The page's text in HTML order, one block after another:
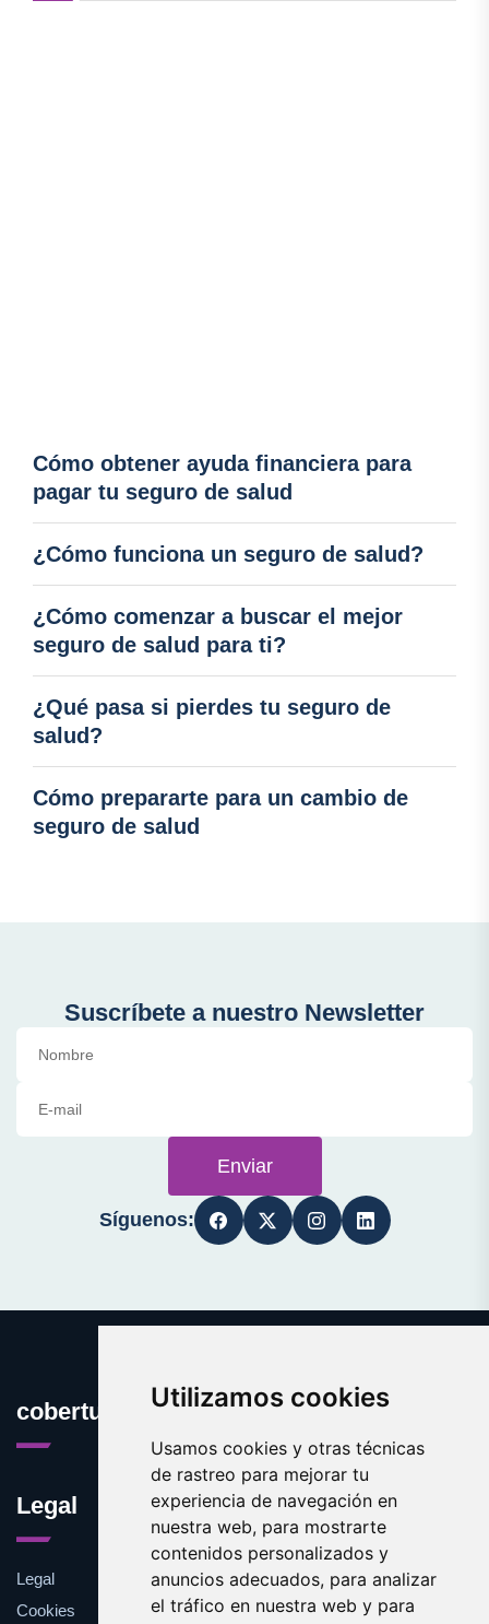
Utilizamos cookies
Usamos cookies y otras técnicas
de rastreo para mejorar tu
experiencia de navegación en
nuestra web, para mostrarte
contenidos personalizados y
anuncios adecuados, para analizar
el tráfico en nuestra web y para
Cómo obtener ayuda financiera para
pagar tu seguro de salud
¿Cómo funciona un seguro de salud?
¿Cómo comenzar a buscar el mejor
seguro de salud para ti?
¿Qué pasa si pierdes tu seguro de
salud?
Cómo prepararte para un cambio de
seguro de salud
Suscríbete a nuestro Newsletter
Enviar
Síguenos:
cobertura.es
Legal
Legal
Cookies